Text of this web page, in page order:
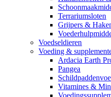
Terrariumsloten
Grijpers &
Voedseldieren
Voeding &
Ardacia Earth
Pangea
Vitamines &